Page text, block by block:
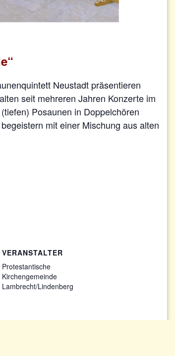
Neustadt präsentieren
seit mehreren Jahren Konzerte im
Posaunen in Doppelchören
mit einer Mischung aus alten
VERANSTALTER
Protestantische
Kirchengemeinde
Lambrecht/Lindenberg